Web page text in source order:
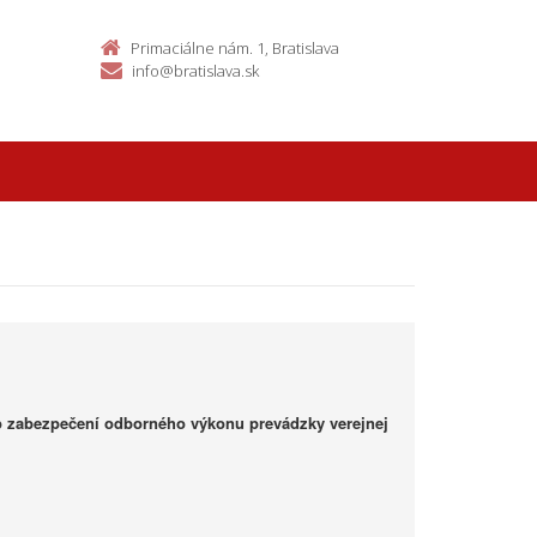
Primaciálne nám. 1, Bratislava
info@bratislava.sk
odborného výkonu prevádzky verejnej